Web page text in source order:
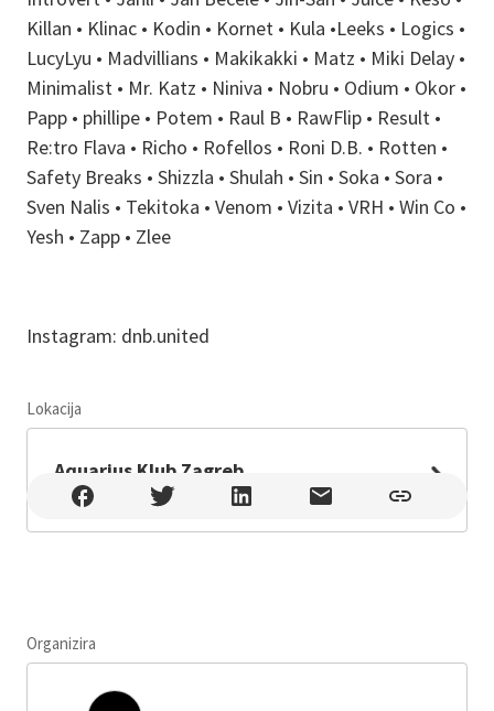
Killan • Klinac • Kodin • Kornet • Kula •Leeks • Logics •
LucyLyu • Madvillians • Makikakki • Matz • Miki Delay •
Minimalist • Mr. Katz • Niniva • Nobru • Odium • Okor •
Papp • phillipe • Potem • Raul B • RawFlip • Result •
Re:tro Flava • Richo • Rofellos • Roni D.B. • Rotten •
Safety Breaks • Shizzla • Shulah • Sin • Soka • Sora •
Sven Nalis • Tekitoka • Venom • Vizita • VRH • Win Co •
Yesh • Zapp • Zlee
Instagram: dnb.united
Lokacija
Aquarius Klub Zagreb
Aquarius Klub Zagreb , Zagreb , Aleja Matije Ljubeka 19
Organizira